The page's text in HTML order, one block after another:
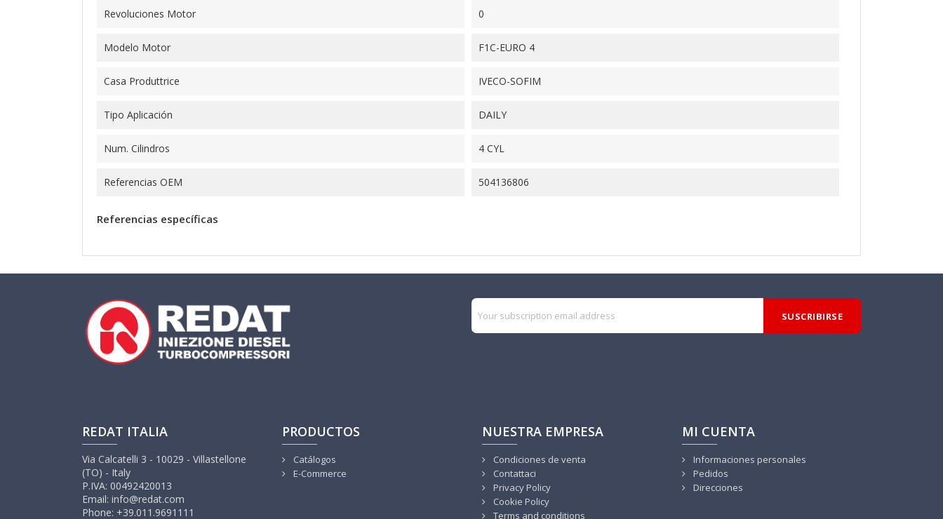
Revoluciones Motor 0
Modelo Motor F1C-EURO 4
Casa Produttrice IVECO-SOFIM
Tipo Aplicación DAILY
Num. Cilindros 4 CYL
Referencias OEM 504136806
Referencias específicas
REDAT ITALIA
Via Calcatelli 3 - 10029 - Villastellone
(TO) - Italy
P.IVA: 00492420013
Email: info@redat.com
Phone: +39.011.9691111
PRODUCTOS
Catálogos
E-Commerce
NUESTRA EMPRESA
Condiciones de venta
Contattaci
Privacy Policy
Cookie Policy
Terms and conditions
MI CUENTA
Informaciones personales
Pedidos
Direcciones